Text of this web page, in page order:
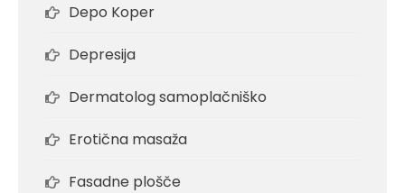
Depo Koper
Depresija
Dermatolog samoplačniško
Erotična masaža
Fasadne plošče